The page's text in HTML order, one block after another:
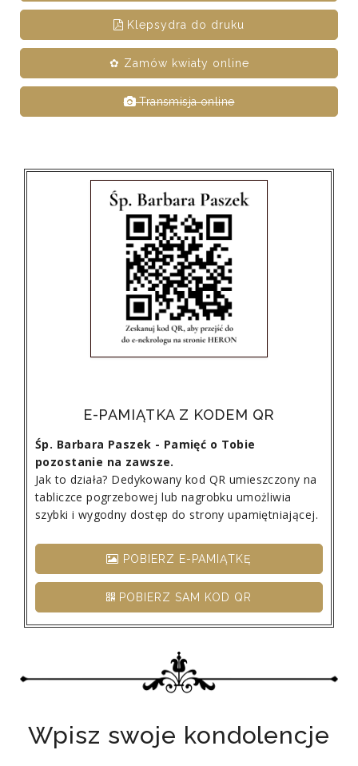
Klepsydra do druku
✿ Zamów kwiaty online
Transmisja online
E-PAMIĄTKA Z KODEM QR
Śp. Barbara Paszek - Pamięć o Tobie
pozostanie na zawsze.
Jak to działa? Dedykowany kod QR umieszczony na
tabliczce pogrzebowej lub nagrobku umożliwia
szybki i wygodny dostęp do strony upamiętniającej.
POBIERZ E-PAMIĄTKĘ
POBIERZ SAM KOD QR
Wpisz swoje kondolencje